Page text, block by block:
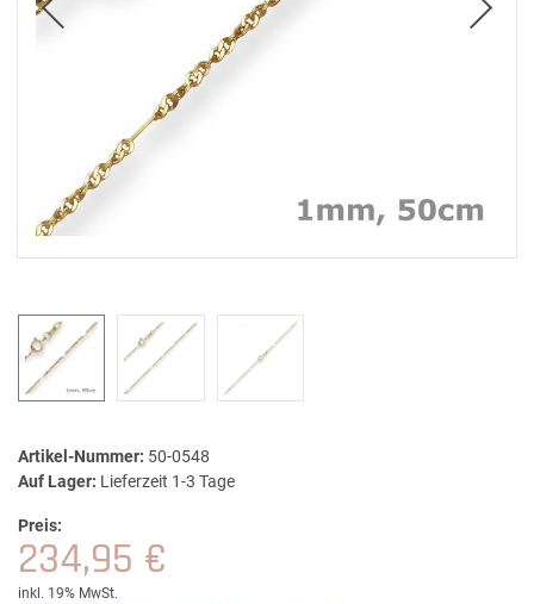
Artikel-Nummer: 50-0548
Auf Lager: Lieferzeit 1-3 Tage
Preis:
234,95 €
inkl. 19% MwSt.